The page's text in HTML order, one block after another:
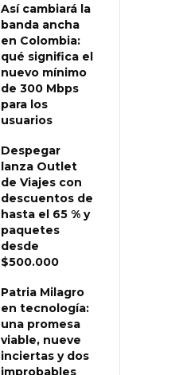
Así cambiará la
banda ancha
en Colombia:
qué significa el
nuevo mínimo
de 300 Mbps
para los
usuarios
Despegar
lanza Outlet
de Viajes con
descuentos de
hasta el 65 % y
paquetes
desde
$500.000
Patria Milagro
en tecnología:
una promesa
viable, nueve
inciertas y dos
improbables